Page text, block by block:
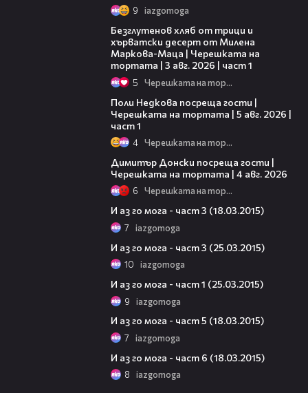
9 iazgomoga
Безглутенов хляб от трици и
хърватски десерт от Милена
Маркова-Маца | Черешката на
тортата | 3 авг. 2026 | част 1
5 Черешката на тортата
Поли Недкова посреща гости |
Черешката на тортата | 5 авг. 2026 |
част 1
4 Черешката на тортата
Димитър Донски посреща гости |
Черешката на тортата | 4 авг. 2026
6 Черешката на тортата
И аз го мога - част 3 (18.03.2015)
7 iazgomoga
И аз го мога - част 3 (25.03.2015)
10 iazgomoga
И аз го мога - част 1 (25.03.2015)
9 iazgomoga
И аз го мога - част 5 (18.03.2015)
7 iazgomoga
И аз го мога - част 6 (18.03.2015)
8 iazgomoga